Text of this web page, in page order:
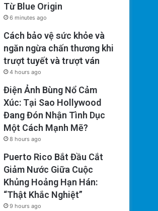
Từ Blue Origin
6 minutes ago
Cách bảo vệ sức khỏe và
ngăn ngừa chấn thương khi
trượt tuyết và trượt ván
4 hours ago
Điện Ảnh Bùng Nổ Cảm
Xúc: Tại Sao Hollywood
Đang Đón Nhận Tình Dục
Một Cách Mạnh Mẽ?
8 hours ago
Puerto Rico Bắt Đầu Cắt
Giảm Nước Giữa Cuộc
Khủng Hoảng Hạn Hán:
“Thật Khắc Nghiệt”
9 hours ago